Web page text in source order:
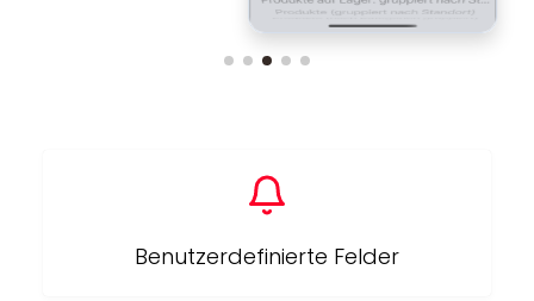
Benutzerdefinierte Felder